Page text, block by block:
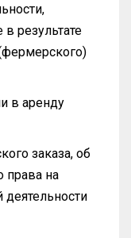
результате
в аренду
заказа, об
права на
деятельности